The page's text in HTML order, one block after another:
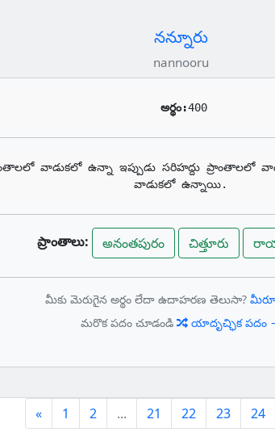
నన్నూరు
nannooru
అర్థం:400
వాడుకలో ఉన్నా ఇప్పుడు సరిహద్దు ప్రాంతాలలో
వాడుకలో ఉన్నాయి.
ప్రాంతాలు: అనంతపురం చిత్తూరు
మీకు మెరుగైన అర్థం లేదా ఉదాహరణ తెలుసా? మీరూ
మరొక పదం చూడండి
యాదృచ్ఛిక పదం
«Previous
1 2 ... 21 22 23 24